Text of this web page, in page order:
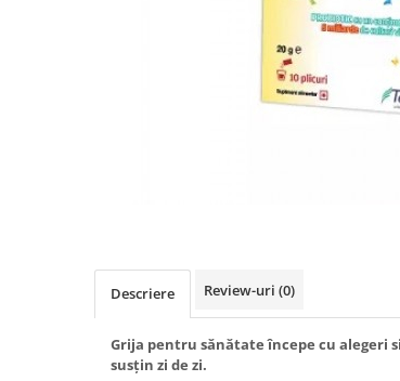
Igiena intima
Produse anti-insecte
Protectie solara
Descriere Review-uri (0)
Grija pentru sănătate începe cu alegeri
susțin zi de zi.